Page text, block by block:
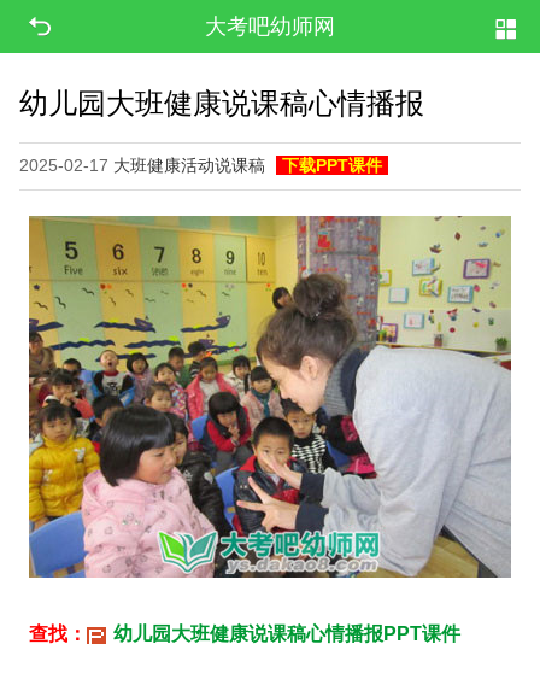
大考吧幼师网
幼儿园大班健康说课稿心情播报
2025-02-17 大班健康活动说课稿 下载PPT课件
查找： 幼儿园大班健康说课稿心情播报PPT课件